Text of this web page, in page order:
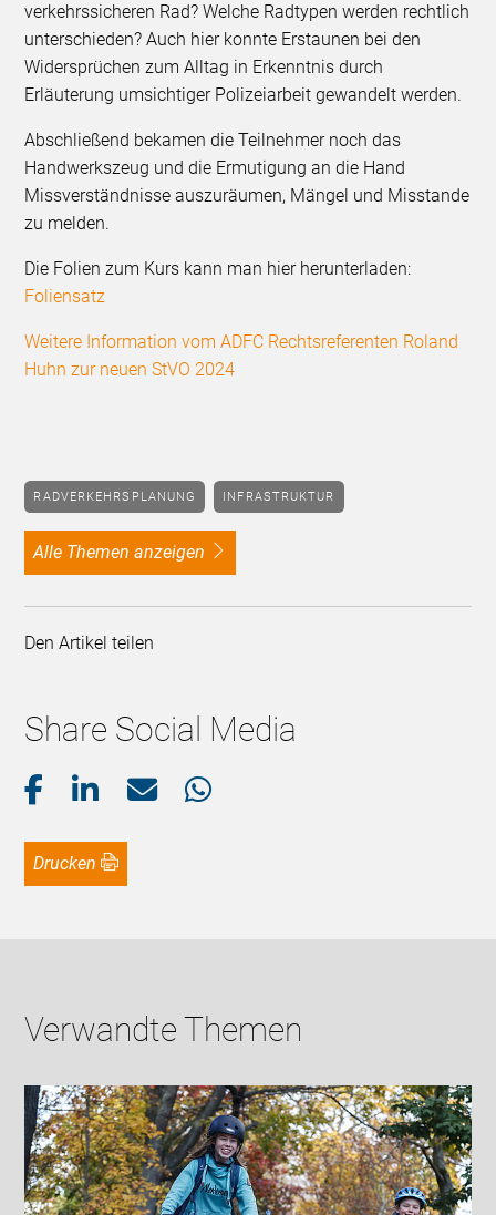
verkehrssicheren Rad? Welche Radtypen werden rechtlich
unterschieden? Auch hier konnte Erstaunen bei den
Widersprüchen zum Alltag in Erkenntnis durch
Erläuterung umsichtiger Polizeiarbeit gewandelt werden.
Abschließend bekamen die Teilnehmer noch das
Handwerkszeug und die Ermutigung an die Hand
Missverständnisse auszuräumen, Mängel und Misstande
zu melden.
Die Folien zum Kurs kann man hier herunterladen:
Foliensatz
Weitere Information vom ADFC Rechtsreferenten Roland
Huhn zur neuen StVO 2024
RADVERKEHRSPLANUNG INFRASTRUKTUR
alle Themen anzeigen
Den Artikel teilen
Share Social Media
Drucken
Verwandte Themen